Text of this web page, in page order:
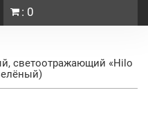
: 0
светоотражающий «Hilo